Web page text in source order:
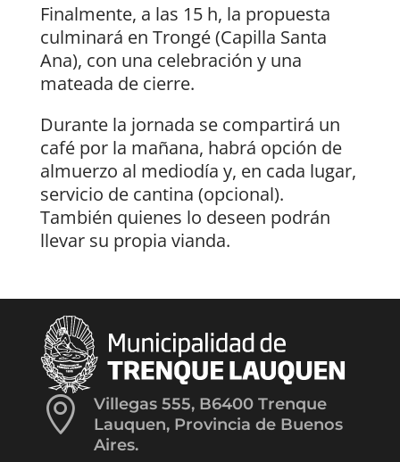
Finalmente, a las 15 h, la propuesta
culminará en Trongé (Capilla Santa
Ana), con una celebración y una
mateada de cierre.
Durante la jornada se compartirá un
café por la mañana, habrá opción de
almuerzo al mediodía y, en cada lugar,
servicio de cantina (opcional).
También quienes lo deseen podrán
llevar su propia vianda.

Villegas 555, B6400 Trenque
Lauquen, Provincia de Buenos
Aires.